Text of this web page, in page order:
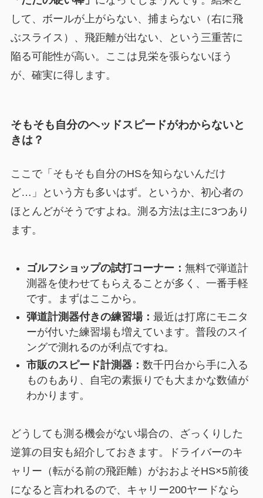
して、ボールが上がらない、捕まらない（右に飛
ぶスライス）、飛距離が出ない、という三重苦に
陥る可能性が高い。ここは見栄を張らないほう
が、確実に得します。
そもそも自分のヘッドスピードがわからないと
きは？
ここで「そもそも自分のHSを知らないんだけ
ど…」という方も多いはず。というか、初心者の
ほとんどがそうですよね。測る方法は主に3つあり
ます。
ゴルフショップの試打コーナー： 無料で弾道計
測器を使わせてもらえることが多く、一番手軽
です。まずはここから。
弾道計測器付きの練習場： 最近は打席にモニタ
ーが付いた練習場も増えています。普段のスイ
ングで測れるのが利点ですね。
市販のスピード計測器： 数千円台から手に入る
ものもあり、自宅の素振りでも大まかな数値が
わかります。
どうしても測る機会がない場合の、ざっくりした
逆算の目安も紹介しておきます。ドライバーのキ
ャリー（転がる前の飛距離）がおおよそHS×5前後
になると言われるので、キャリー200ヤードなら